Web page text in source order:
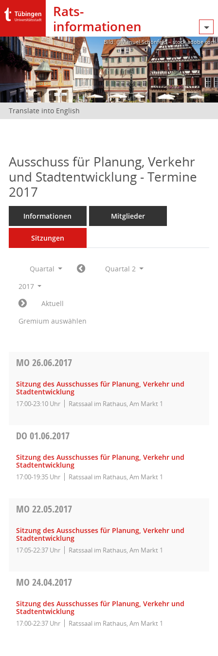
Rats­
informationen
Bild: @Manuel Schönfeld – stock.adobe.com
Translate into English
Ausschuss für Planung, Verkehr
und Stadtentwicklung - Termine
2017
Informationen Mitglieder
Sitzungen
Quartal
Quartal 2
2017
Aktuell
Gremium auswählen
MO 26.06.2017
Sitzung des Ausschusses für Planung, Verkehr und
Stadtentwicklung
17:00-23:10 Uhr Ratssaal im Rathaus, Am Markt 1
DO 01.06.2017
Sitzung des Ausschusses für Planung, Verkehr und
Stadtentwicklung
17:00-19:35 Uhr Ratssaal im Rathaus, Am Markt 1
MO 22.05.2017
Sitzung des Ausschusses für Planung, Verkehr und
Stadtentwicklung
17:05-22:37 Uhr Ratssaal im Rathaus, Am Markt 1
MO 24.04.2017
Sitzung des Ausschusses für Planung, Verkehr und
Stadtentwicklung
17:00-22:37 Uhr Ratssaal im Rathaus, Am Markt 1